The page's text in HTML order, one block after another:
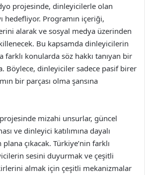
projesinde, dinleyicilerle olan
hedefliyor. Programın içeriği,
alarak ve sosyal medya üzerinden
Bu kapsamda dinleyicilerin
farklı konularda söz hakkı tanıyan bir
Böylece, dinleyiciler sadece pasif birer
bir parçası olma şansına
projesinde mizahi unsurlar, güncel
ve dinleyici katılımına dayalı
çıkacak. Türkiye’nin farklı
sesini duyurmak ve çeşitli
almak için çeşitli mekanizmalar